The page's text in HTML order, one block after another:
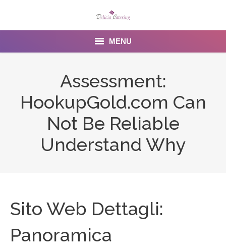
MENU
Services
Menu
Contact Us
Assessment:
HookupGold.com Can
Not Be Reliable
Understand Why
Sito Web Dettagli:
Panoramica